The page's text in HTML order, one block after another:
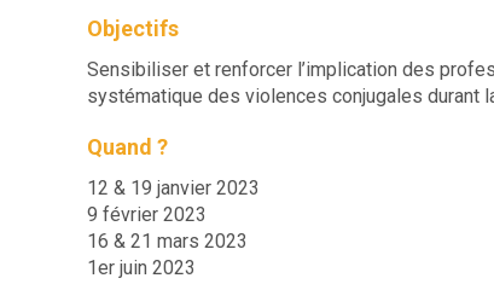
Objectifs
Sensibiliser et renforcer l’implication des
systématique des violences conjugales durant
Quand ?
12 & 19 janvier 2023
9 février 2023
16 & 21 mars 2023
1er juin 2023